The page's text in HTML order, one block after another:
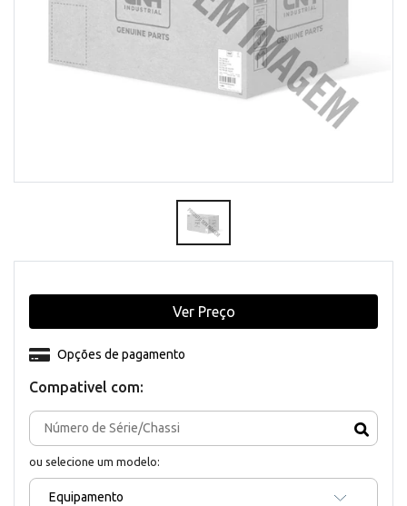
Compativel com:
ou selecione um modelo:
Equipamento
Opções de pagamento
Ver Preço